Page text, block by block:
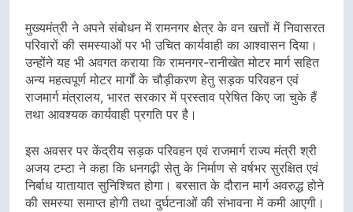
मुख्यमंत्री ने अपने संबोधन में रामनगर क्षेत्र के वन खत्तों में निवासरत
परिवारों की समस्याओं पर भी उचित कार्यवाही का आश्वासन दिया।
उन्होंने यह भी अवगत कराया कि रामनगर-रानीखेत मोटर मार्ग सहित
अन्य महत्वपूर्ण मोटर मार्गों के चौड़ीकरण हेतु सड़क परिवहन एवं
राजमार्ग मंत्रालय, भारत सरकार में प्रस्ताव प्रेषित किए जा चुके हैं
तथा आवश्यक कार्यवाही प्रगति पर है।
इस अवसर पर केंद्रीय सड़क परिवहन एवं राजमार्ग राज्य मंत्री श्री
अजय टम्टा ने कहा कि धनगढ़ी सेतु के निर्माण से वर्षभर सुरक्षित एवं
निर्बाध यातायात सुनिश्चित होगा। बरसात के दौरान मार्ग अवरुद्ध होने
की समस्या समाप्त होगी तथा दुर्घटनाओं की संभावना में कमी आएगी।